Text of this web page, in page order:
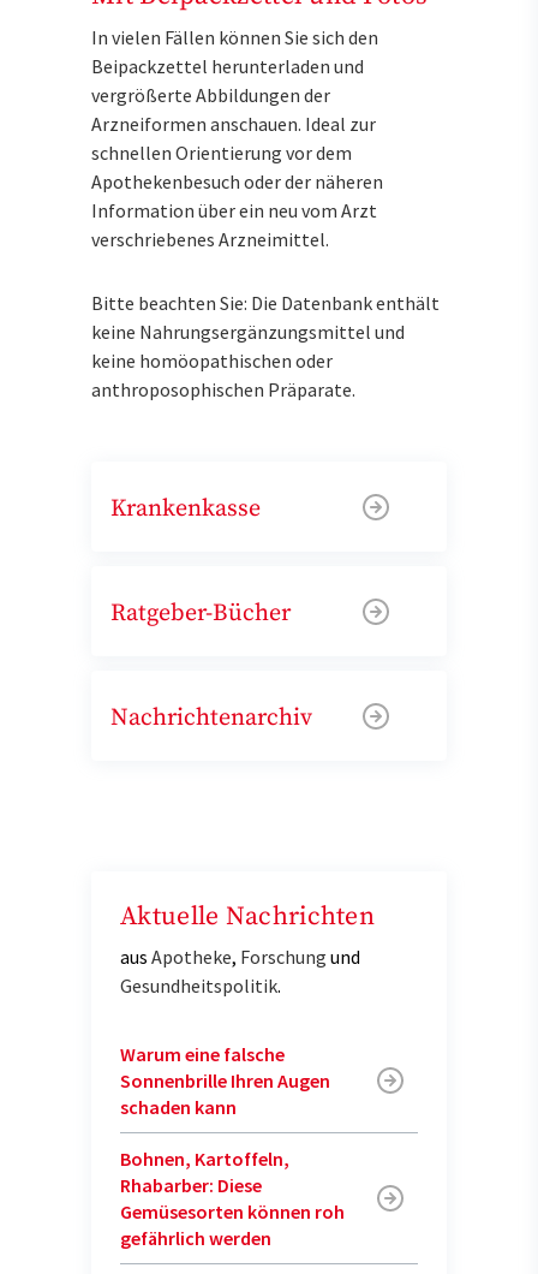
In vielen Fällen können Sie sich den
Beipackzettel herunterladen und
vergrößerte Abbildungen der
Arzneiformen anschauen. Ideal zur
schnellen Orientierung vor dem
Apothekenbesuch oder der näheren
Information über ein neu vom Arzt
verschriebenes Arzneimittel.
Bitte beachten Sie: Die Datenbank enthält
keine Nahrungsergänzungsmittel und
keine homöopathischen oder
anthroposophischen Präparate.
Krankenkasse
Ratgeber-Bücher
Nachrichtenarchiv
Aktuelle Nachrichten
aus Apotheke, Forschung und
Gesundheitspolitik.
Warum eine falsche
Sonnenbrille Ihren Augen
schaden kann
Bohnen, Kartoffeln,
Rhabarber: Diese
Gemüsesorten können roh
gefährlich werden